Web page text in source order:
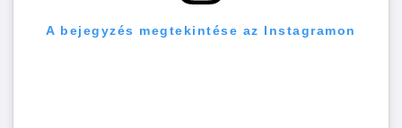
A bejegyzés megtekintése az Instagramon